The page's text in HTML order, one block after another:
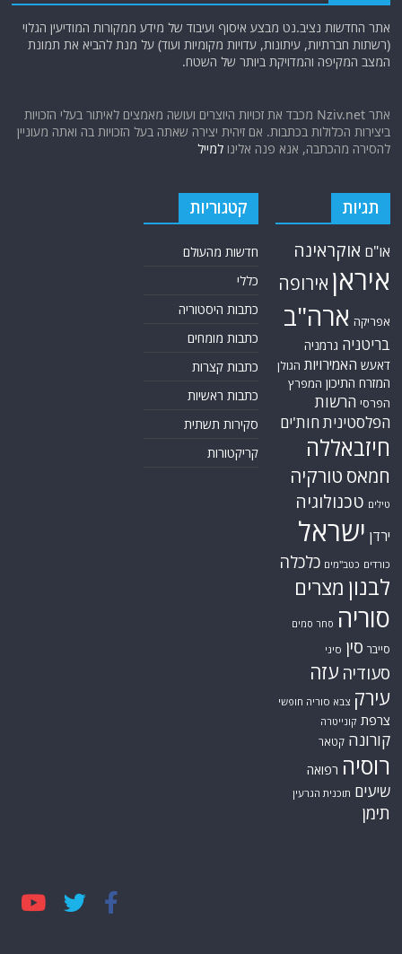
אתר החדשות נציב.נט מבצע איסוף ועיבוד של מידע ממקורות המודיעין הגלוי
(רשתות חברתיות, עיתונות, עדויות מקומיות ועוד) על מנת להביא את תמונת
המצב המקיפה והמדויקת ביותר של השטח.
אתר Nziv.net מכבד את זכויות היוצרים ועושה מאמצים לאיתור בעלי הזכויות
ביצירות הכלולות בכתבות. אם זיהית יצירה שאתה בעל הזכויות בה ואתה מעוניין
להסירה מהכתבה, אנא פנה אלינולמייל
תגיות
או"ם אוקראינה
איראן אירופה
אפריקה ארה"ב
בריטניה גרמניה
דאעש האמירויות הגולן
המזרח התיכון המפרץ
הפרסי הרשות
הפלסטיניתחות'ים
חיזבאללה
חמאס טורקיה
טילים טכנולוגיה
ירדן ישראל
כורדים כטב"מים כלכלה
לבנון מצרים
סוריה סחר סמים
סייבר סין סיני
סעודיה עזה
עירק צבא סוריה חופשי
צרפת קונייטרה
קורונה קטאר
רוסיה רפואה
שיעים תוכנית הגרעין
תימן
קטגוריות
חדשות מהעולם
כללי
כתבות היסטוריה
כתבות מומחים
כתבות קצרות
כתבות ראשיות
סקירות תשתית
קריקטורות